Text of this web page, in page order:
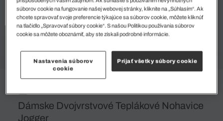
Dámske Dvojvrstvové Teplákové Nohavice
Jogger
súborov cookie na fungovanie našej webovej stránky, kliknite na „Súhlasím“. Ak
chcete spravovať svoje preferencie týkajúce sa súborov cookie, môžete kliknúť
na tlačidlo „Spravovať súbory cookie“. S našou Politikou používania súborov
cookie sa môžete oboznámiť, aby ste získali podrobné informácie.
Nastavenia súborov
cookie
Prijať všetky súbory cookie